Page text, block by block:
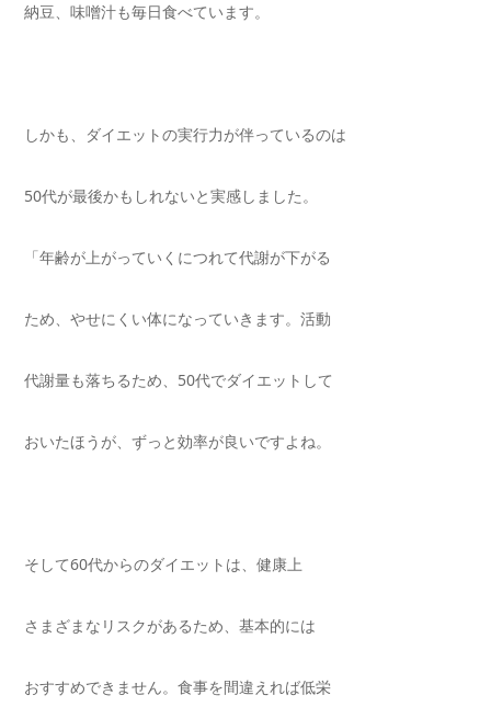
納豆、味噌汁も毎日食べています。
しかも、ダイエットの実行力が伴っているのは
50代が最後かもしれないと実感しました。
「年齢が上がっていくにつれて代謝が下がる
ため、やせにくい体になっていきます。活動
代謝量も落ちるため、 50代でダイエットして
おいたほうが、ずっと効率が良いですよね。
そして60代からのダイエットは、健康上
さまざまなリスクがあるため、基本的には
おすすめできません。食事を間違えれば低栄